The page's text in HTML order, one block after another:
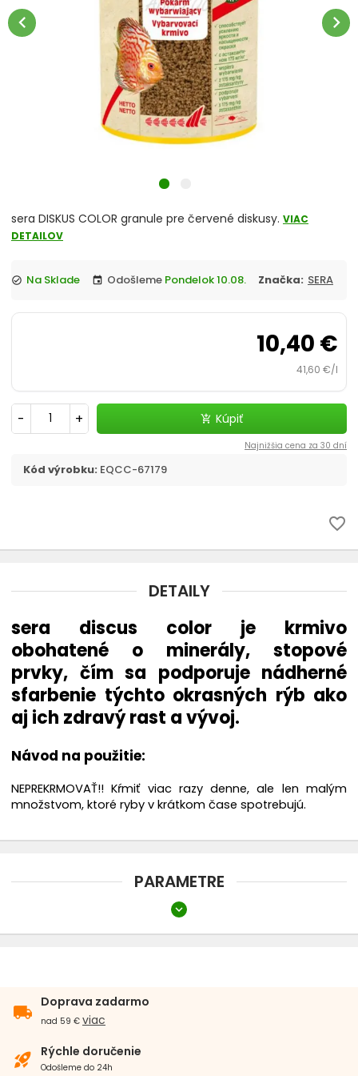
Krevetky a raky
Zlaté rybky
chevron_left chevron_right
sera DISKUS COLOR granule pre červené diskusy. VIAC
DETAILOV
check_circle Na Sklade event Odošleme Pondelok 10.08. Značka: SERA
10,40 €
41,60 €/l
- + add_shopping_cart Kúpiť
Najnižšia cena za 30 dní
Kód výrobku: EQCC-67179
favorite_border
DETAILY
sera discus color je krmivo
obohatené o minerály, stopové
prvky, čím sa podporuje nádherné
sfarbenie týchto okrasných rýb ako
aj ich zdravý rast a vývoj.
Návod na použitie:
NEPREKRMOVAŤ!! Kŕmiť viac razy denne, ale len malým
množstvom, ktoré ryby v krátkom čase spotrebujú.
PARAMETRE
201 - 500 ml/g
expand_more
local_shipping
Doprava zadarmo
nad 59 € viac
rocket_launch Rýchle doručenie
Odošleme do 24h